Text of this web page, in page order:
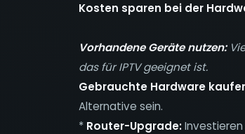
Kosten sparen bei der
Vorhandene Geräte nutzen:
das für IPTV geeignet ist.
Gebrauchte Hardware
Alternative sein.
* Router-Upgrade: